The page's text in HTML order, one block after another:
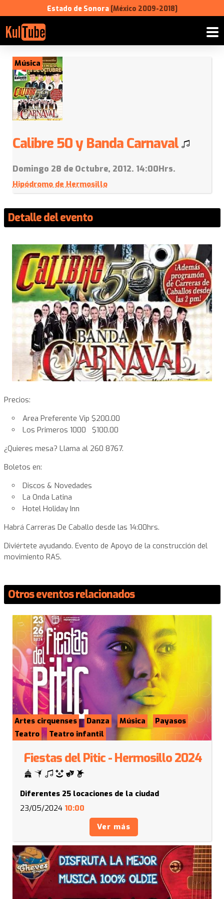
Estado de Sonora [México 2009-2018]
Música
Calibre 50 y Banda Carnaval
Domingo 28 de Octubre, 2012. 14:00Hrs.
Hipódromo de Hermosillo
Detalle del evento
Precios:
Area Preferente Vip $200.00
Los Primeros 1000 $100.00
¿Quieres mesa? Llama al 260 8767.
Boletos en:
Discos & Novedades
La Onda Latina
Hotel Holiday Inn
Habrá Carreras De Caballo desde las 14:00hrs.
Diviértete ayudando. Evento de Apoyo de la construcción del
movimiento RAS.
Otros eventos relacionados
Artes cirquenses Danza Música
Payasos
Teatro
Teatro infantil
Fiestas del Pitic - Hermosillo 2024
Diferentes 25 locaciones de la ciudad
23/05/2024 10:00
Ver más